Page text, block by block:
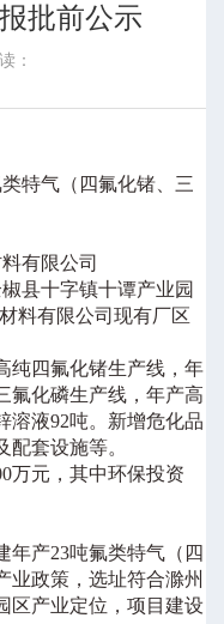
批前公示
：
特气（四氟化锗、三
有限公司
县十字镇十谭产业园
料有限公司现有厂区
纯四氟化锗生产线，年
氟化磷生产线，年产高
溶液92吨。新增危化品
套设施等。
万元，其中环保投资
年产23吨氟类特气（四
业政策，选址符合滁州
区产业定位，项目建设